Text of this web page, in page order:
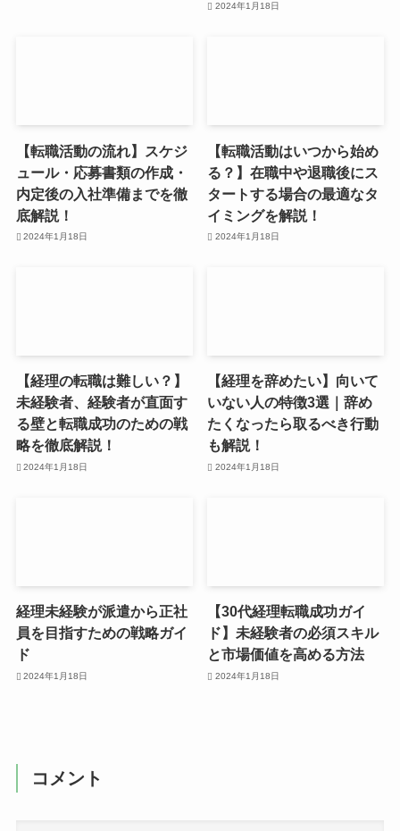
2024年1月18日
【転職活動の流れ】スケジ
ュール・応募書類の作成・
内定後の入社準備までを徹
底解説！
2024年1月18日
【転職活動はいつから始め
る？】在職中や退職後にス
タートする場合の最適なタ
イミングを解説！
2024年1月18日
【経理の転職は難しい？】
未経験者、経験者が直面す
る壁と転職成功のための戦
略を徹底解説！
2024年1月18日
【経理を辞めたい】向いて
いない人の特徴3選｜辞め
たくなったら取るべき行動
も解説！
2024年1月18日
経理未経験が派遣から正社
員を目指すための戦略ガイ
ド
2024年1月18日
【30代経理転職成功ガイ
ド】未経験者の必須スキル
と市場価値を高める方法
2024年1月18日
コメント